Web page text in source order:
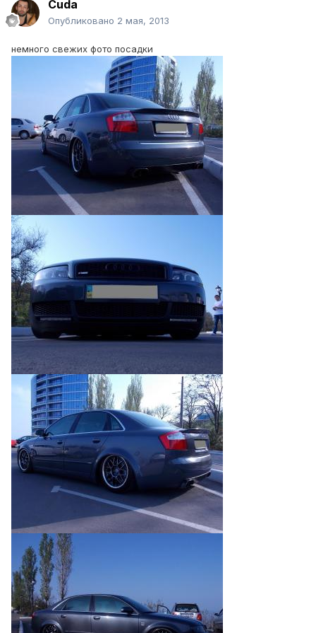
Cuda
Опубликовано 2 мая, 2013
немного свежих фото посадки